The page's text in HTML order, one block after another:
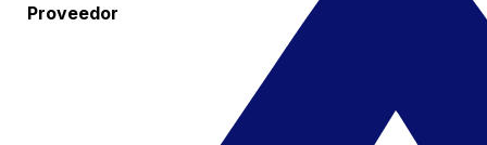
Proveedor